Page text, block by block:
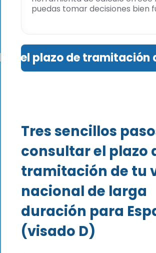
puedas tomar decisiones bien
el plazo de tramitación
Tres sencillos
consultar el plazo
tramitación de tu
nacional de larga
duración para
(visado D)